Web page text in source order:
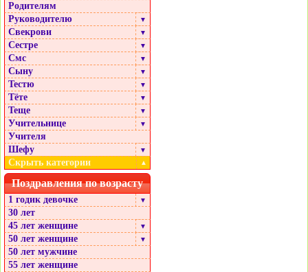
Родителям
Руководителю
▼
Свекрови ▼
Сестре ▼
Смс ▼
Сыну ▼
Тестю ▼
Тёте ▼
Теще ▼
Учительнице ▼
Учителя
Шефу
▼
Скрыть категории ▲
Поздравления по возрасту
1 годик девочке ▼
30 лет
45 лет женщине
▼
50 лет женщине ▼
50 лет мужчине
55 лет женщине